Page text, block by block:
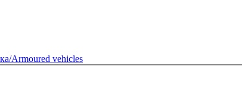
Armoured vehicles